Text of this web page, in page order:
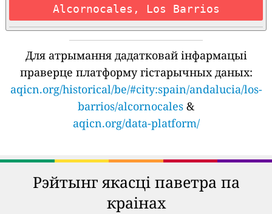
Alcornocales, Los Barrios
Для атрымання дадатковай інфармацыі
праверце платформу гістарычных даных:
aqicn.org/historical/be/#city:spain/andalucia/los-
barrios/alcornocales &
aqicn.org/data-platform/
Рэйтынг якасці паветра па
краінах